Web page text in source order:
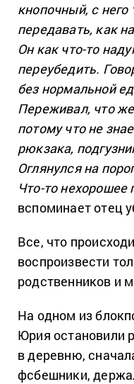
кнопочный, с
передавать, как
Он как что-то
переубедить.
без нормальной
Переживал, что
потому что не
рюкзака,
Оглянулся на
Что-то нехорошее
вспоминает отец
Все, что
воспроизвести
родственников и
На одном из
Юрия остановили
в деревню,
фсбешники,